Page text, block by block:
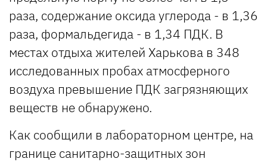
раза, содержание оксида углерода - в 1,36
раза, формальдегида - в 1,34 ПДК. В
местах отдыха жителей Харькова в 348
исследованных пробах атмосферного
воздуха превышение ПДК загрязняющих
веществ не обнаружено.
Как сообщили в лабораторном центре, на
границе санитарно-защитных зон